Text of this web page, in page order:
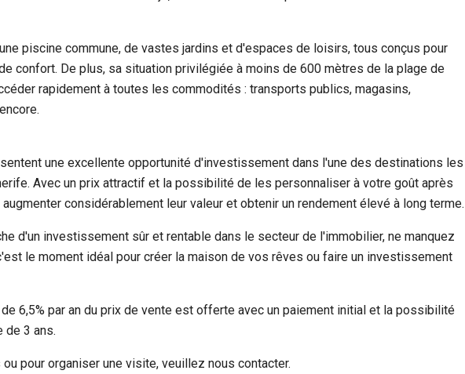
piscine commune, de vastes jardins et d'espaces de loisirs, tous conçus pour
confort. De plus, sa situation privilégiée à moins de 600 mètres de la plage de
rapidement à toutes les commodités : transports publics, magasins,
une excellente opportunité d'investissement dans l'une des destinations les
Avec un prix attractif et la possibilité de les personnaliser à votre goût après
considérablement leur valeur et obtenir un rendement élevé à long terme.
d'un investissement sûr et rentable dans le secteur de l'immobilier, ne manquez
le moment idéal pour créer la maison de vos rêves ou faire un investissement
6,5% par an du prix de vente est offerte avec un paiement initial et la possibilité
de 3 ans.
pour organiser une visite, veuillez nous contacter.